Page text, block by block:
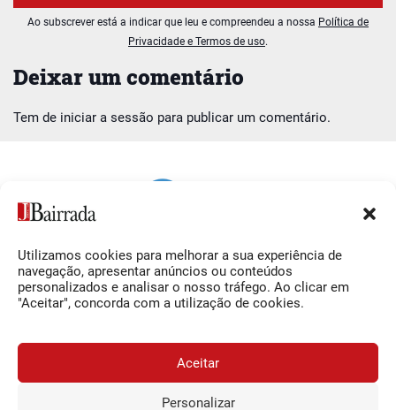
Utilizamos cookies para melhorar a sua experiência de
navegação, apresentar anúncios ou conteúdos
personalizados e analisar o nosso tráfego. Ao clicar em
"Aceitar", concorda com a utilização de cookies.
Aceitar
Personalizar
Deixar um comentário
Tem de iniciar a sessão para publicar um comentário.
Ao subscrever está a indicar que leu e compreendeu a nossa Política de
Privacidade e Termos de uso.
Siga-nos
Facebook
O Jornal da Bairrada
Contactos
Termos e Condições